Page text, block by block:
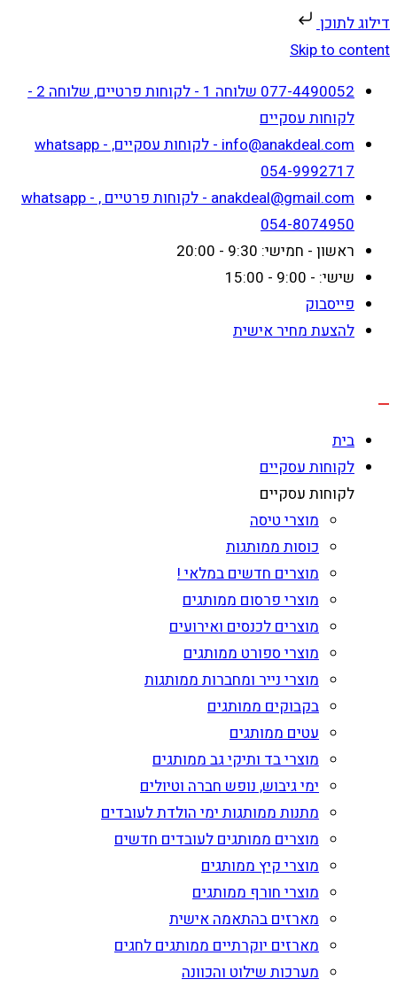
דילוג לתוכן
Skip to content
077-4490052 שלוחה 1 - לקוחות פרטיים, שלוחה 2 -
לקוחות עסקיים
info@anakdeal.com - לקוחות עסקיים, whatsapp -
054-9992717
anakdeal@gmail.com - לקוחות פרטיים , whatsapp -
054-8074950
ראשון - חמישי: 9:30 - 20:00
שישי: - 9:00 - 15:00
פייסבוק
להצעת מחיר אישית
בית
לקוחות עסקיים
לקוחות עסקיים
מוצרי טיסה
כוסות ממותגות
מוצרים חדשים במלאי !
מוצרי פרסום ממותגים
מוצרים לכנסים ואירועים
מוצרי ספורט ממותגים
מוצרי נייר ומחברות ממותגות
בקבוקים ממותגים
עטים ממותגים
מוצרי בד ותיקי גב ממותגים
ימי גיבוש, נופש חברה וטיולים
מתנות ממותגות ימי הולדת לעובדים
מוצרים ממותגים לעובדים חדשים
מוצרי קיץ ממותגים
מוצרי חורף ממותגים
מארזים בהתאמה אישית
מארזים יוקרתיים ממותגים לחגים
מערכות שילוט והכוונה